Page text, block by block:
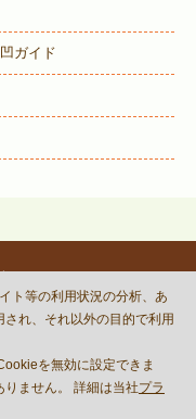
ガイド
ー
ト等の利用状況の分析、あ
れ、それ以外の目的で利用
を無効に設定できま
ません。 詳細は当社プラ